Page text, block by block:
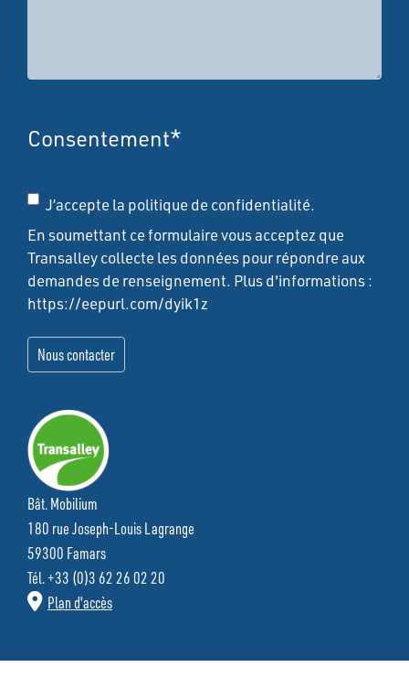
Consentement*
J’accepte la politique de confidentialité.
En soumettant ce formulaire vous acceptez que
Transalley collecte les données pour répondre aux
demandes de renseignement. Plus d'informations :
https://eepurl.com/dyik1z
Bât. Mobilium
180 rue Joseph-Louis Lagrange
59300 Famars
Tél. +33 (0)3 62 26 02 20
Plan d'accès